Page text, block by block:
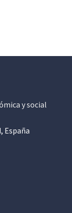
y social
España